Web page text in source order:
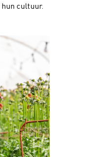
cultuur.